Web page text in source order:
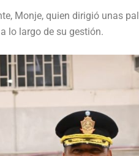
Monje, quien dirigió unas
lo largo de su gestión.